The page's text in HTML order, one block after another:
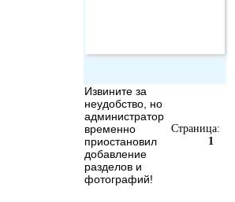
Извините за
неудобство, но
администратор
временно
приостановил
добавление
разделов и
фотографий!
Страница:
1